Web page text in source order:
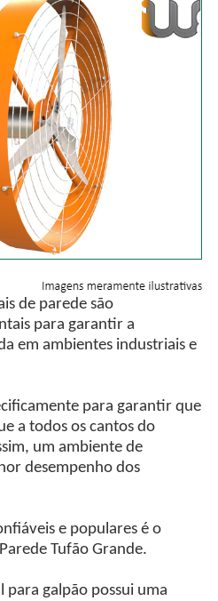
de parede são
para garantir a
em ambientes industriais e
para garantir que
a todos os cantos do
um ambiente de
desempenho dos
e populares é o
Tufão Grande.
para galpão possui uma